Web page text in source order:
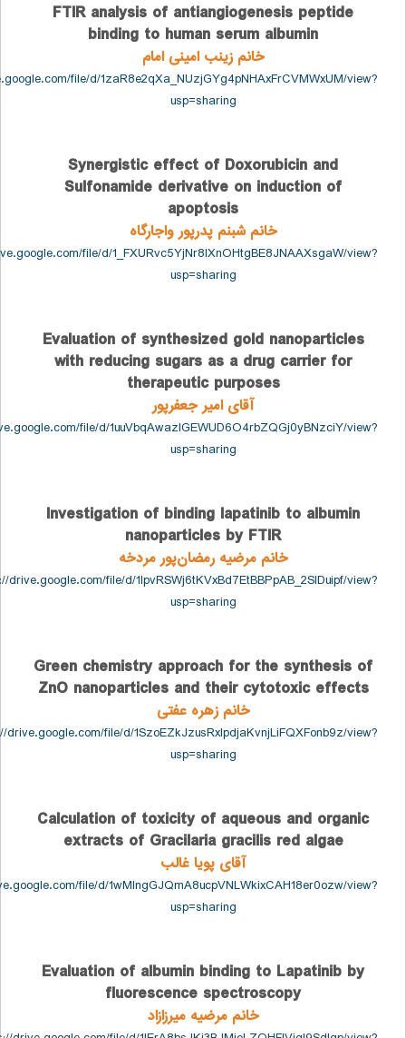
FTIR analysis of antiangiogenesis
binding to human serum albumin
خانم زینب امینی امام
https://drive.google.com/file/d/
usp=sharing
Synergistic effect of Doxorubicin and
Sulfonamide derivative on induction of
apoptosis
خانم شبنم پدرپور واجارگاه
https://drive.google.com/file/d/
usp=sharing
Evaluation of synthesized gold
with reducing sugars as a drug carrier
therapeutic purposes
آقای امیر جعفرپور
https://drive.google.com/file/d/
usp=sharing
Investigation of binding lapatinib to
nanoparticles by FTIR
خانم مرضیه رمضان‌پور مردخه
https://drive.google.com/file/d/
usp=sharing
Green chemistry approach for the
ZnO nanoparticles and their cytotoxic
خانم زهره عفتی
https://drive.google.com/file/d/
usp=sharing
Calculation of toxicity of aqueous and
extracts of Gracilaria gracilis red algae
آقای پویا غالب
https://drive.google.com/file/d/
usp=sharing
Evaluation of albumin binding to
fluorescence spectroscopy
خانم مرضیه میرزازاد